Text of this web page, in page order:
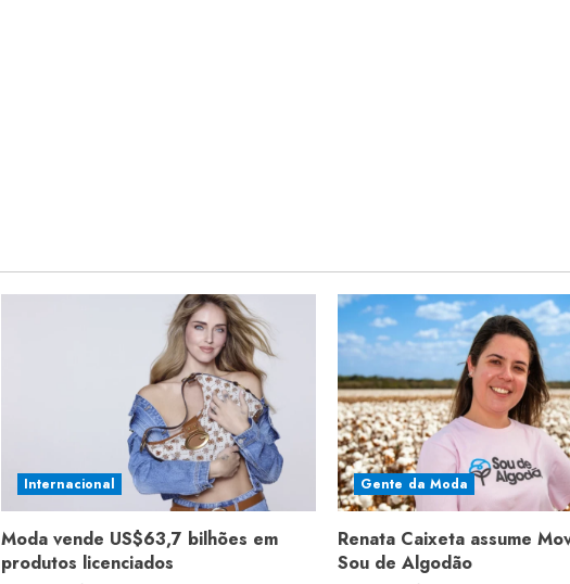
Internacional
Moda vende US$63,7 bilhões em
produtos licenciados
Gente da Moda
Renata Caixeta assume
Sou de Algodão